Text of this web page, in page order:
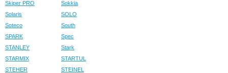
Skiper PRO
Sokkia
Solaris
SOLO
Soteco
South
SPARK
Spec
STANLEY
Stark
STARMIX
STARTUL
STEHER
STEINEL